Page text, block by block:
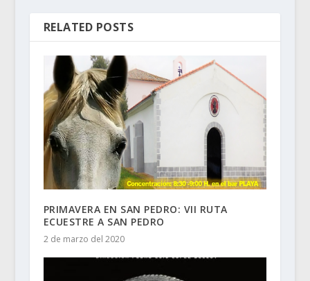
RELATED POSTS
PRIMAVERA EN SAN PEDRO: VII RUTA
ECUESTRE A SAN PEDRO
2 de marzo del 2020